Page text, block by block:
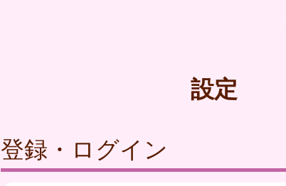
設定
登録・ログイン